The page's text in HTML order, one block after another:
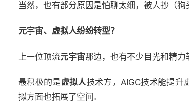
当然，也有部分原因是怕聊太细，被人抄（狗
元宇宙、虚拟人纷纷转型？
上一位顶流元宇宙那边，也有不少目光和精力
最积极的是虚拟人技术方，AIGC技术能提升
拟方面也拓展了空间。